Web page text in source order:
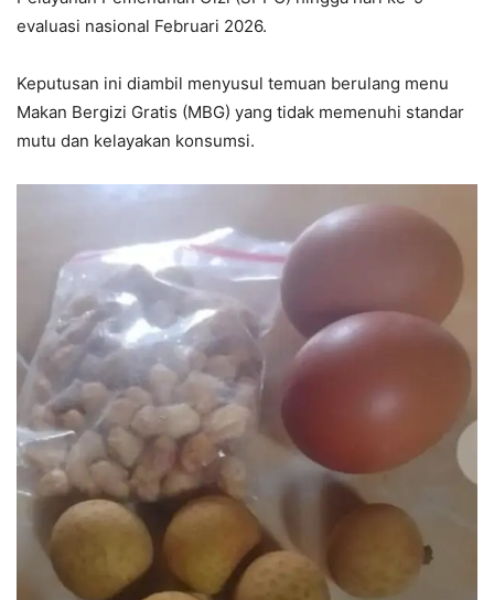
evaluasi nasional Februari 2026.
Keputusan ini diambil menyusul temuan berulang menu
Makan Bergizi Gratis (MBG) yang tidak memenuhi standar
mutu dan kelayakan konsumsi.